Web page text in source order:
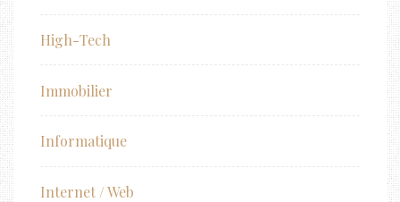
High-Tech
Immobilier
Informatique
Internet / Web